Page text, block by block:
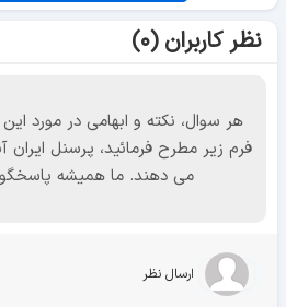
نظر کاربران (۰)
هر سوال، نکته و ابهامی در مورد این
فرم زیر مطرح فرمائید، پرسنل
می دهند. ما همیشه
ارسال نظر